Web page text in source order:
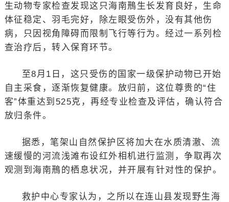
生动物专家检查发现这只海南鳽生长发育良好，生命
体征稳定、羽毛完好，除左眼受伤外，没有其他伤
病，只因视角障碍而限制飞行等行为。经过一系列检
查治疗后，转入保育环节。
至8月1日，这只受伤的国家一级保护动物已开始
自主采食，逐渐恢复健康。放归前，这位尊贵的“住
客”体重达到525克，再经专业检查及评估，确认符合
放归条件。
据悉，笔架山自然保护区将加大在水质清澈、流
速缓慢的河流浅滩布设红外相机进行监测，争取再次
观测到海南鳽的栖息状况，并开展有针对性的保护。
救护中心专家认为，之所以在连山县发现野生海